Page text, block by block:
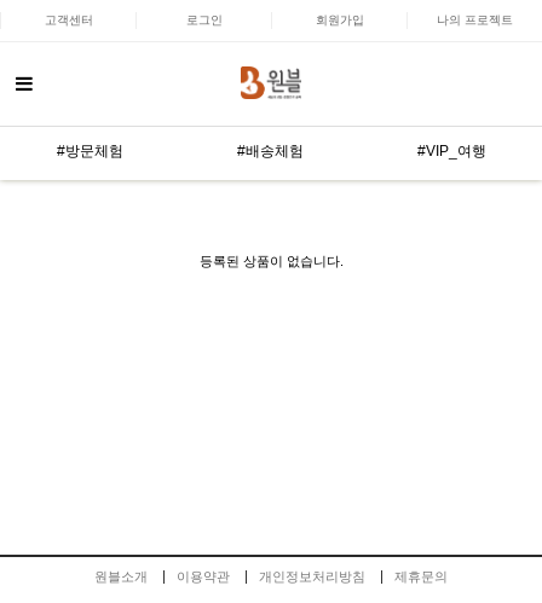
고객센터 로그인 회원가입 나의 프로젝트
#방문체험 #배송체험 #VIP_여행
등록된 상품이 없습니다.
원블소개 이용약관 개인정보처리방침 제휴문의